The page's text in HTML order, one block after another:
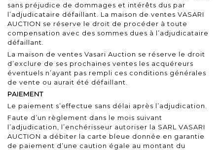
sans préjudice de dommages et intérêts dus par
l’adjudicataire défaillant. La maison de ventes VASARI
AUCTION se réserve le droit de procéder à toute
compensation avec des sommes dues à l’adjudicataire
défaillant.
La maison de ventes Vasari Auction se réserve le droit
d’exclure de ses prochaines ventes les acquéreurs
éventuels n’ayant pas rempli ces conditions générales
de vente ou aurait été défaillant.
PAIEMENT
Le paiement s’effectue sans délai après l’adjudication.
Faute d’un règlement dans le mois suivant
l’adjudication, l’enchérisseur autoriser la SARL VASARI
AUCTION a débiter la carte bleue donnée en garantie
de paiement d’une caution égale au montant du